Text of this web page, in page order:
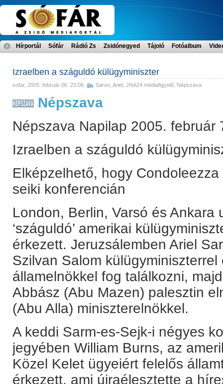
Hírportál Sófár Rádió Zs Zsidónegyed Tájoló Fotóalbum
Izraelben a száguldó külügyminiszter
sofar, 2005. február 06. 23:06 Saron, Ariel JNA24 médiafigyelő Népszava
Népszava
Népszava Napilap 2005. február
Izraelben a száguldó
Elképzelhető, hogy
seiki konferencián
London, Berlin, Varsó és Ankara
‘száguldó’ amerikai
érkezett. Jeruzsálemben Ariel
Szilvan Salom
államelnökkel fog találkozni,
Abbász (Abu Mazen) palesztin
(Abu Alla) miniszterelnökkel.
A keddi Sarm-es-Sejk-i négyes
jegyében William Burns, az
Közel Kelet ügyeiért felelős
érkezett, ami újraélesztette a